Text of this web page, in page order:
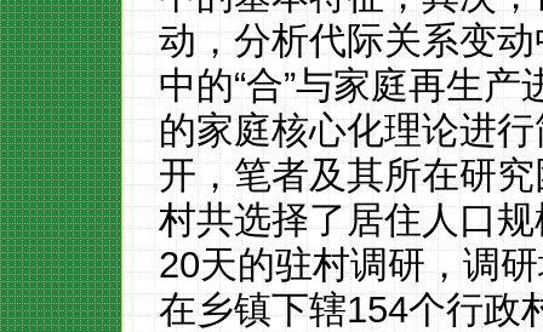
动，分析代际关系变
中的“合”与家庭再生
的家庭核心化理论进
开，笔者及其所在研
村共选择了居住人口
20天的驻村调研，调
在乡镇下辖154个行政